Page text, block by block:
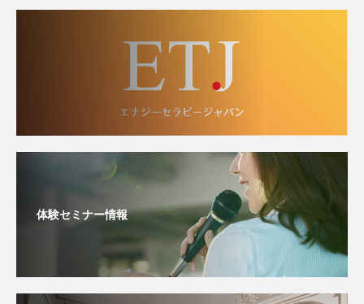
体験セミナー情報